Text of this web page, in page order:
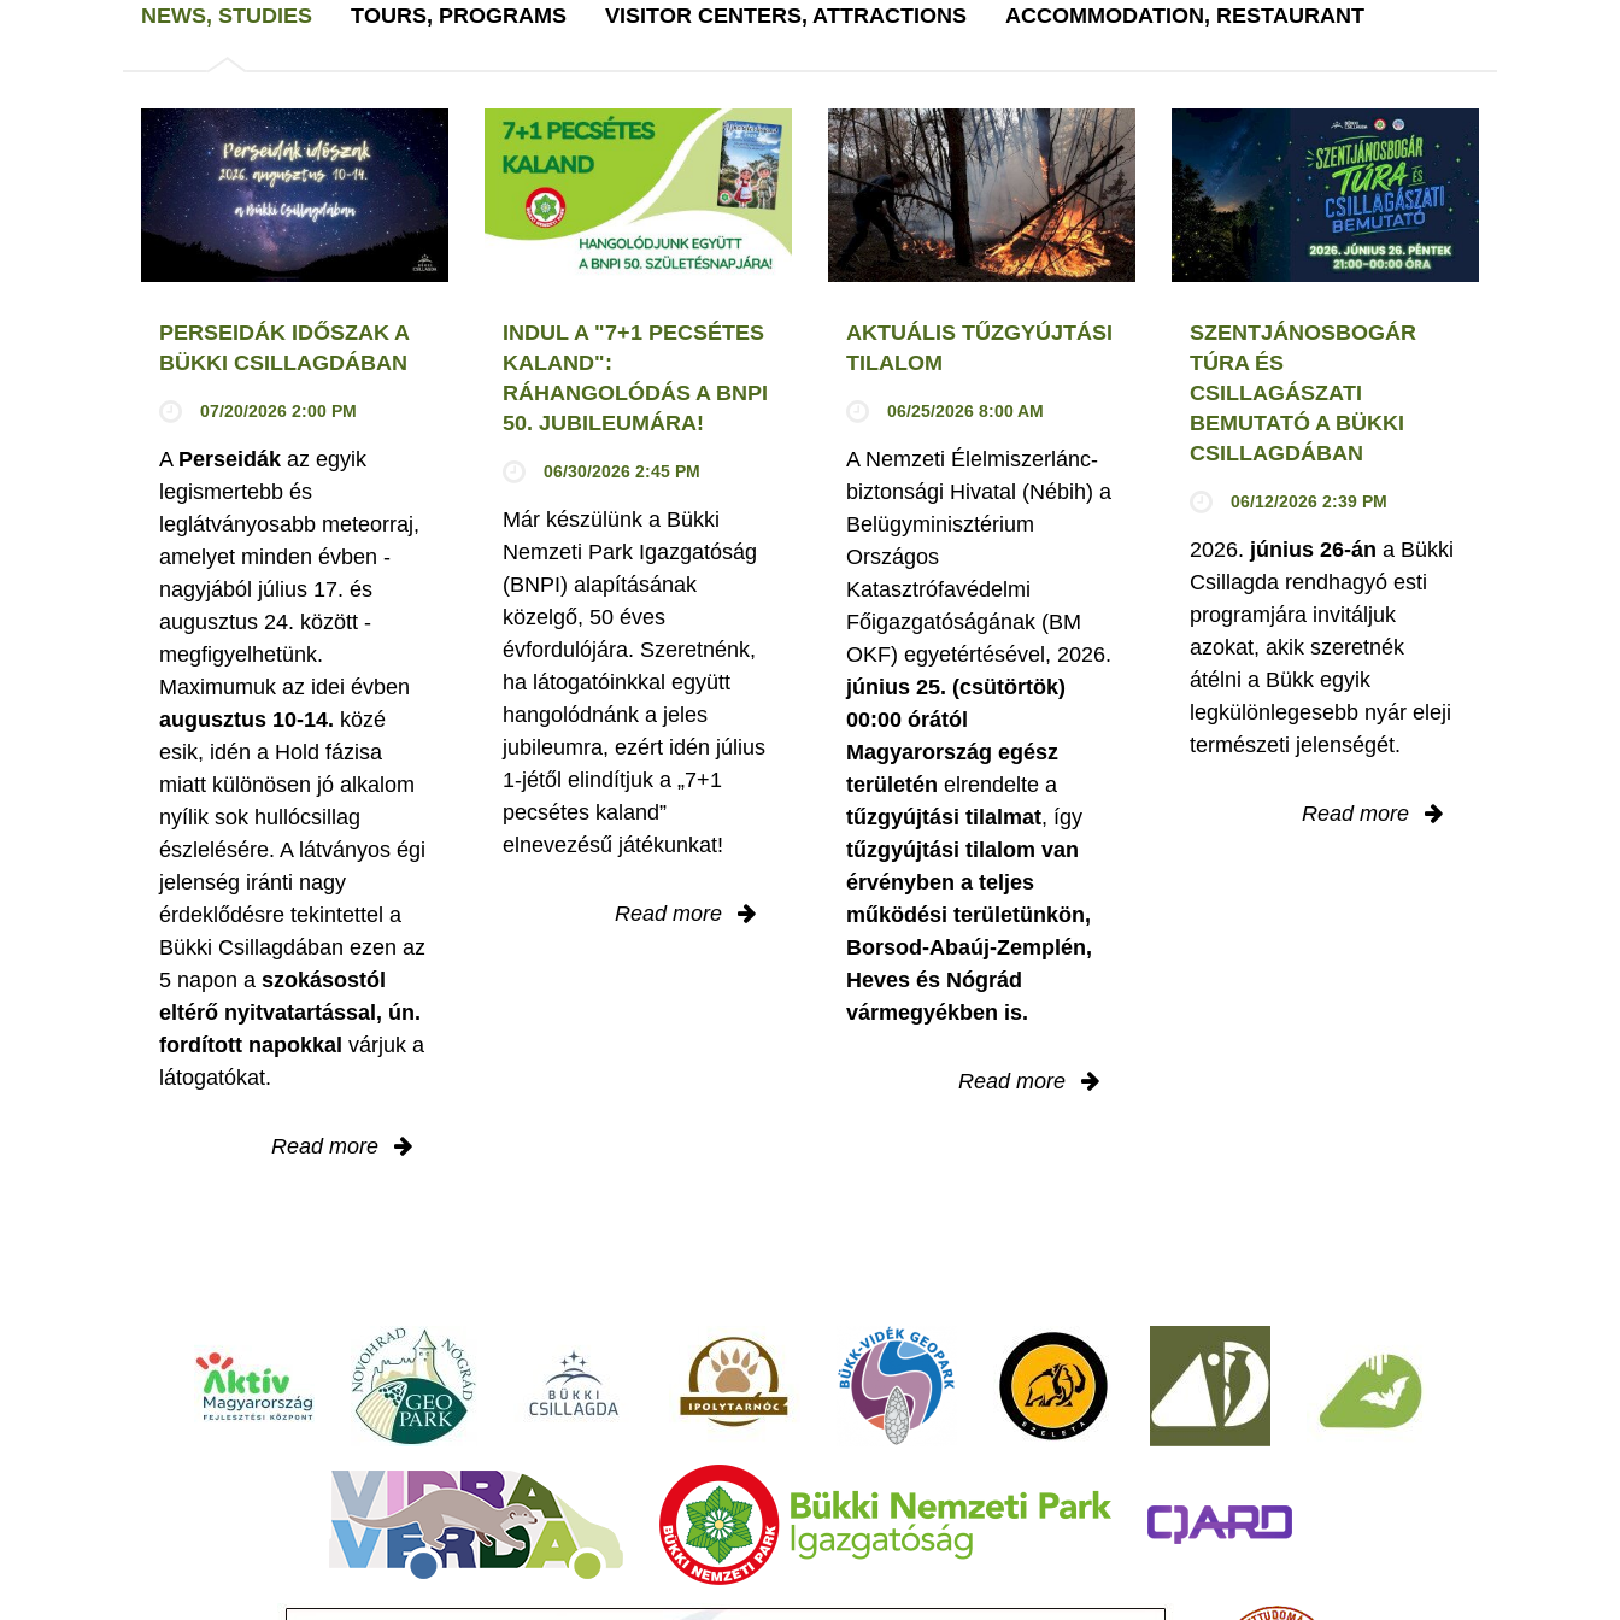
NEWS, STUDIES TOURS, PROGRAMS VISITOR CENTERS, ATTRACTIONS ACCOMMODATION, RESTAURANT
PERSEIDÁK IDŐSZAK A
BÜKKI CSILLAGDÁBAN
07/20/2026 2:00 PM
A Perseidák az egyik
legismertebb és
leglátványosabb meteorraj,
amelyet minden évben -
nagyjából július 17. és
augusztus 24. között -
megfigyelhetünk.
Maximumuk az idei évben
augusztus 10-14. közé
esik, idén a Hold fázisa
miatt különösen jó alkalom
nyílik sok hullócsillag
észlelésére. A látványos égi
jelenség iránti nagy
érdeklődésre tekintettel a
Bükki Csillagdában ezen az
5 napon a szokásostól
eltérő nyitvatartással, ún.
fordított napokkal várjuk a
látogatókat.
Read more
INDUL A "7+1 PECSÉTES
KALAND":
RÁHANGOLÓDÁS A BNPI
50. JUBILEUMÁRA!
06/30/2026 2:45 PM
Már készülünk a Bükki
Nemzeti Park Igazgatóság
(BNPI) alapításának
közelgő, 50 éves
évfordulójára. Szeretnénk,
ha látogatóinkkal együtt
hangolódnánk a jeles
jubileumra, ezért idén július
1-jétől elindítjuk a „7+1
pecsétes kaland”
elnevezésű játékunkat!
Read more
AKTUÁLIS TŰZGYÚJTÁSI
TILALOM
06/25/2026 8:00 AM
A Nemzeti Élelmiszerlánc-
biztonsági Hivatal (Nébih) a
Belügyminisztérium
Országos
Katasztrófavédelmi
Főigazgatóságának (BM
OKF) egyetértésével, 2026.
június 25. (csütörtök)
00:00 órától
Magyarország egész
területén elrendelte a
tűzgyújtási tilalmat, így
tűzgyújtási tilalom van
érvényben a teljes
működési területünkön,
Borsod-Abaúj-Zemplén,
Heves és Nógrád
vármegyékben is.
Read more
SZENTJÁNOSBOGÁR
TÚRA ÉS
CSILLAGÁSZATI
BEMUTATÓ A BÜKKI
CSILLAGDÁBAN
06/12/2026 2:39 PM
2026. június 26-án a Bükki
Csillagda rendhagyó esti
programjára invitáljuk
azokat, akik szeretnék
átélni a Bükk egyik
legkülönlegesebb nyár eleji
természeti jelenségét.
Read more